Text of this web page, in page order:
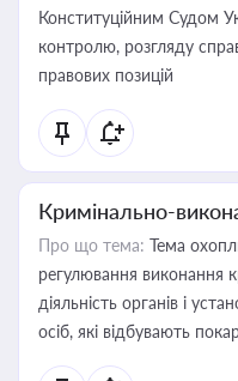
Конституційним Судом
контролю, розгляду
правових позицій
Кримінально-
Про що тема: Тема
регулювання виконання
діяльність органів і
осіб, які відбувають